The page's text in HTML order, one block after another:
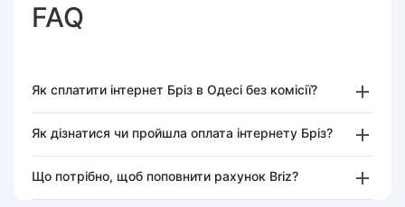
FAQ
Як сплатити інтернет Бріз в Одесі без комісії?
Як дізнатися чи пройшла оплата інтернету Бріз?
Що потрібно, щоб поповнити рахунок Briz?